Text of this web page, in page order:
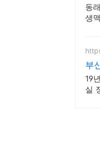
동
생
부
19
실